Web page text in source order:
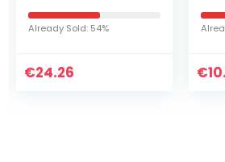
set met
kussensloop(en) –
240 x 220 cm,
Already Sold: 54%
€24.26 €